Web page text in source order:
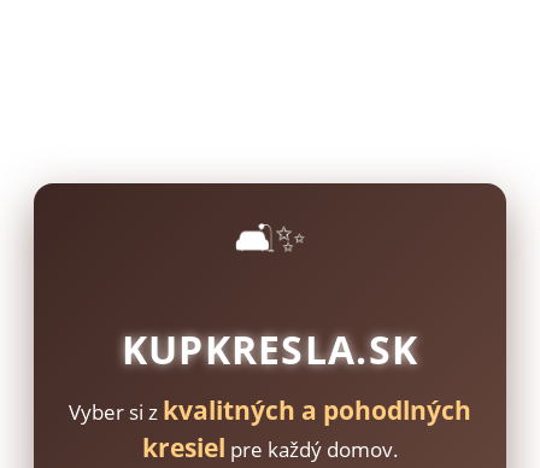
🛋️✨
KUPKRESLA.SK
Vyber si z kvalitných a pohodlných
kresiel pre každý domov.